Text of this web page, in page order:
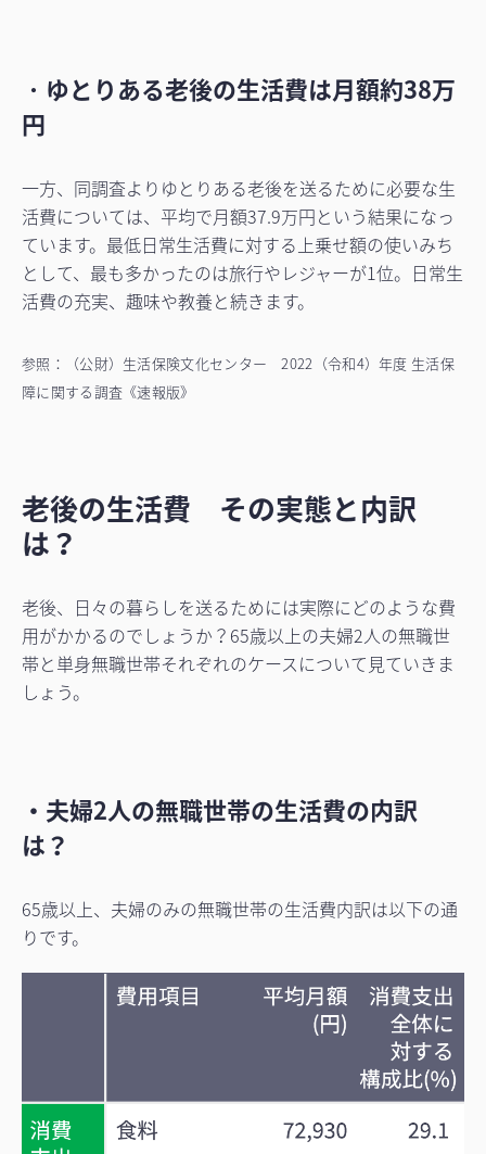
・ ゆとりある老後の生活費は月額約38万
円
一方、同調査よりゆとりある老後を送るために必要な生
活費については、平均で月額37.9万円という結果になっ
ています。最低日常生活費に対する上乗せ額の使いみち
として、最も多かったのは旅行やレジャーが1位。日常生
活費の充実、趣味や教養と続きます。
参照：（公財）生活保険文化センター 2022（令和4）年度 生活保
障に関する調査《速報版》
老後の生活費 その実態と内訳
は？
老後、日々の暮らしを送るためには実際にどのような費
用がかかるのでしょうか？65歳以上の夫婦2人の無職世
帯と単身無職世帯それぞれのケースについて見ていきま
しょう。
・夫婦2人の無職世帯の生活費の内訳
は？
65歳以上、夫婦のみの無職世帯の生活費内訳は以下の通
りです。